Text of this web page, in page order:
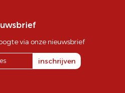
via onze nieuwsbrief
inschrijven